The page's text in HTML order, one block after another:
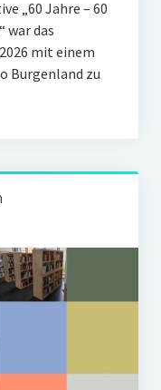
„60 Jahre – 60
war das
mit einem
Burgenland zu